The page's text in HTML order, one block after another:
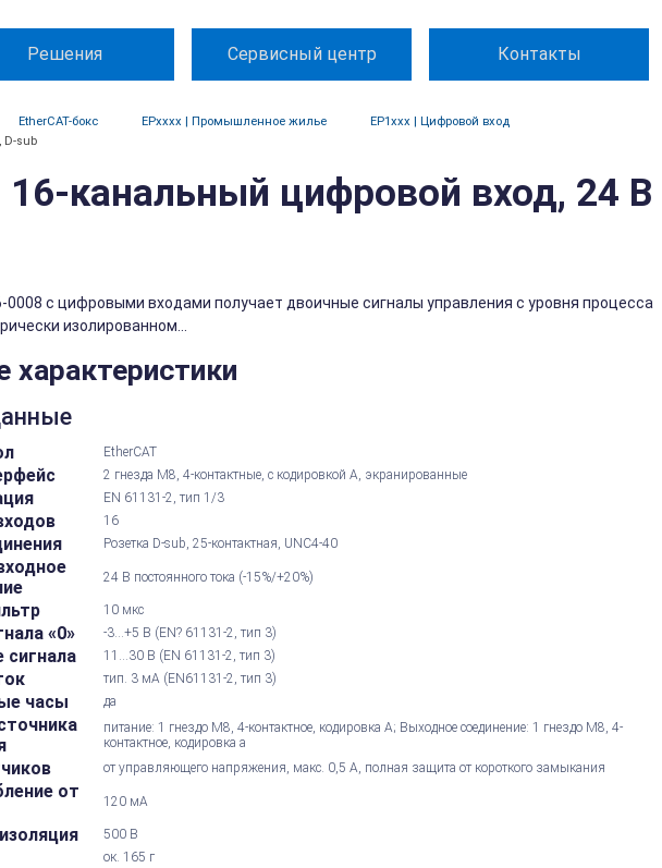
Решения Сервисный центр Контакты
EtherCAT-бокс EPxxxx | Промышленное жилье
EP1xxx | Цифровой вход
D-sub
16-канальный цифровой вход, 24 В
0008 с цифровыми входами получает двоичные сигналы управления с уровня процесса
изолированном...
характеристики
EtherCAT
2 гнезда M8, 4-контактные, с кодировкой А, экранированные
EN 61131-2, тип 1/3
16
Розетка D-sub, 25-контактная, UNC4-40
24 В постоянного тока (-15%/+20%)
10 мкс
«0» -3...+5 В (EN? 61131-2, тип 3)
сигнала 11...30 В (EN 61131-2, тип 3)
тип. 3 мА (EN61131-2, тип 3)
часы да
питание: 1 гнездо M8, 4-контактное, кодировка А; Выходное соединение: 1 гнездо M8, 4-
контактное, кодировка a
от управляющего напряжения, макс. 0,5 А, полная защита от короткого замыкания
от
120 мА
500 В
ок. 165 г